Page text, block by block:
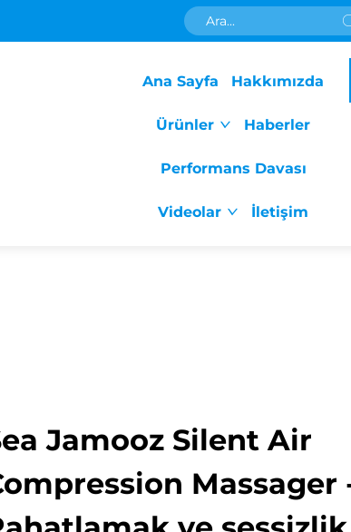
Ana Sayfa Hakkımızda
Ürünler Haberler
Performans Davası
Videolar İletişim
Jamooz Silent Air
Massager